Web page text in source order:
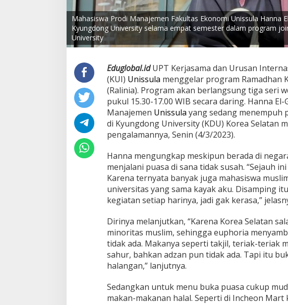
Mahasiswa Prodi Manajemen Fakultas Ekonomi Unissula Hanna
Kyungdong University selama empat semester dalam program
University
Eduglobal.idUPT Kerjasama dan Urusan
(KUI) Unissula menggelar program Ramadhan
(Ralinia). Program akan berlangsung tiga seri
pukul 15.30-17.00 WIB secara daring. Hanna El-
Manajemen Unissula yang sedang menempuh
di Kyungdong University (KDU) Korea Selatan
pengalamannya, Senin (4/3/2023).
Hanna mengungkap meskipun berada di
menjalani puasa di sana tidak susah. “Sejauh
Karena ternyata banyak juga mahasiswa
universitas yang sama kayak aku. Disamping
kegiatan setiap harinya, jadi gak kerasa,”
Dirinya melanjutkan, “Karena Korea Selatan
minoritas muslim, sehingga euphoria
tidak ada. Makanya seperti takjil, teriak-teriak
sahur, bahkan adzan pun tidak ada. Tapi itu
halangan,” lanjutnya.
Sedangkan untuk menu buka puasa cukup
makan-makanan halal. Seperti di Incheon Mart